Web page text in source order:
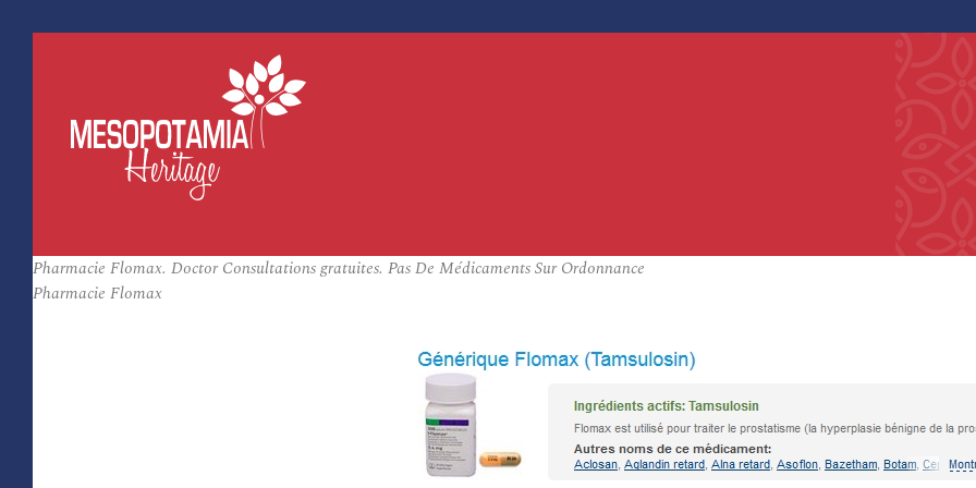
Pharmacie Flomax. Doctor Consultations gratuites. Pas De Médicaments Sur Ordonnance
Pharmacie Flomax